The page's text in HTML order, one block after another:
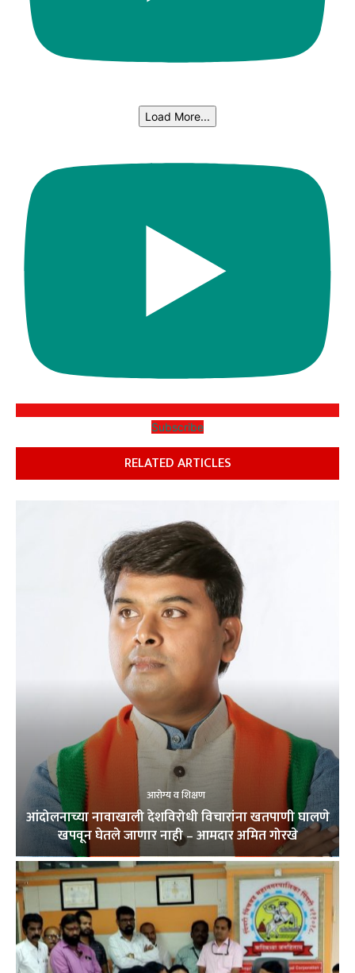
Load More...
Subscribe
RELATED ARTICLES
आरोग्य व शिक्षण
आंदोलनाच्या नावाखाली देशविरोधी विचारांना खतपाणी घालणे
खपवून घेतले जाणार नाही – आमदार अमित गोरखे